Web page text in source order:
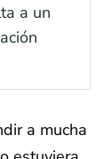
a un
a mucha